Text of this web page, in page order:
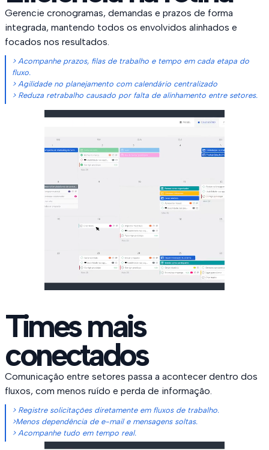
Gerencie cronogramas, demandas e prazos de forma
integrada, mantendo todos os envolvidos alinhados e
focados nos resultados.
> Acompanhe prazos, filas de trabalho e tempo em cada etapa do
fluxo.
> Agilidade no planejamento com calendário centralizado
> Reduza retrabalho causado por falta de alinhamento entre setores.
Times mais
conectados
Comunicação entre setores passa a acontecer dentro dos
fluxos, com menos ruído e perda de informação.
> Registre solicitações diretamente em fluxos de trabalho.
>Menos dependência de e-mail e mensagens soltas.
> Acompanhe tudo em tempo real.